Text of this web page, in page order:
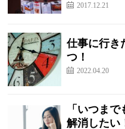
2017.12.21
仕事に行き
つ！
2022.04.20
「いつま
解消したい